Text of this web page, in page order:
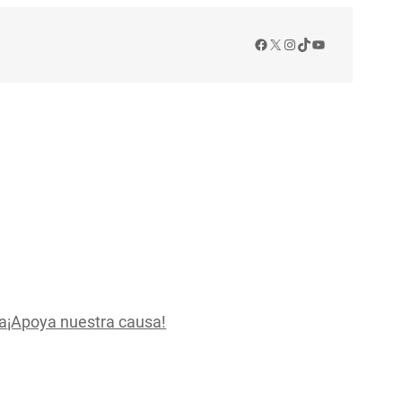
Facebook
X Instagram
TikTok
YouTube
¡Apoya nuestra causa!